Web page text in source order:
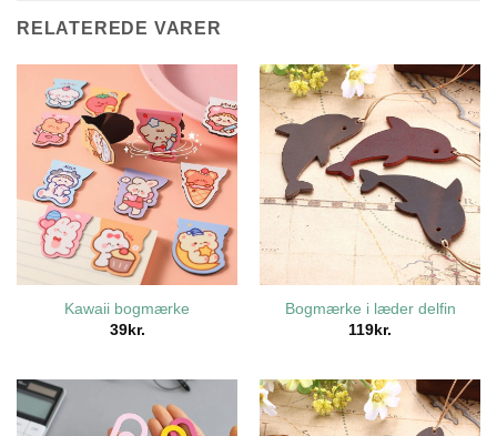
RELATEREDE VARER
Kawaii bogmærke
39kr.
Bogmærke i læder delfin
119kr.